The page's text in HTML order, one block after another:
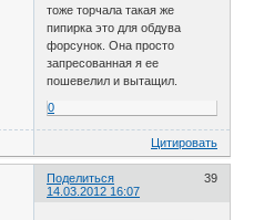
тоже торчала такая же
пипирка это для обдува
форсунок. Она просто
запресованная я ее
пошевелил и вытащил.
0
Цитировать
Поделиться
39
14.03.2012 16:07